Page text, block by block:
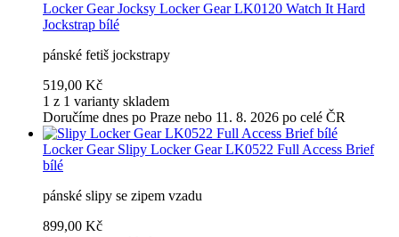
Locker Gear Jocksy Locker Gear LK0120 Watch It Hard
Jockstrap bílé
pánské fetiš jockstrapy
519,00 Kč
1 z 1 varianty skladem
Doručíme dnes po Praze nebo 11. 8. 2026 po celé ČR
Locker Gear Slipy Locker Gear LK0522 Full Access Brief
bílé
pánské slipy se zipem vzadu
899,00 Kč